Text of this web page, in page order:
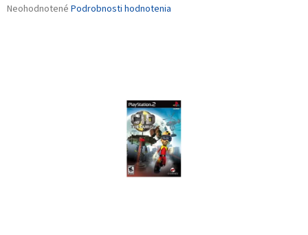
Priemerné
Neohodnotené Podrobnosti hodnotenia